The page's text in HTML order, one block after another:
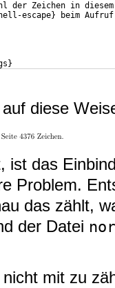
der Zeichen in
escape} beim
}
diese
ist das
Problem.
das zählt,
der Datei
mit zu